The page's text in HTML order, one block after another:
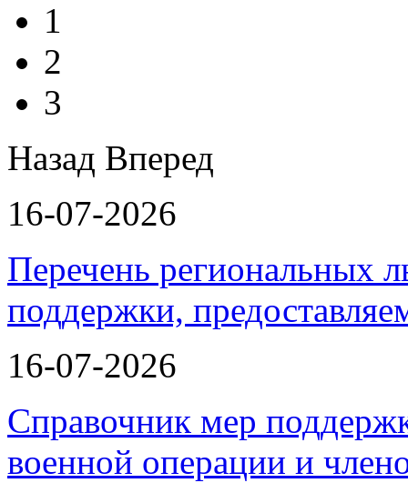
1
2
3
Назад Вперед
16-07-2026
Перечень региональных
поддержки,
16-07-2026
Справочник мер
военной операции и